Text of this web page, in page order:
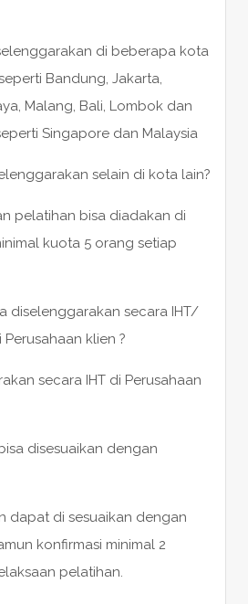
di beberapa kota
Bandung, Jakarta,
Malang, Bali, Lombok dan
Singapore dan Malaysia
selain di kota lain?
pelatihan bisa diadakan di
kuota 5 orang setiap
diselenggarakan secara IHT/
Perusahaan klien ?
secara IHT di Perusahaan
disesuaikan dengan
dapat di sesuaikan dengan
konfirmasi minimal 2
pelatihan.